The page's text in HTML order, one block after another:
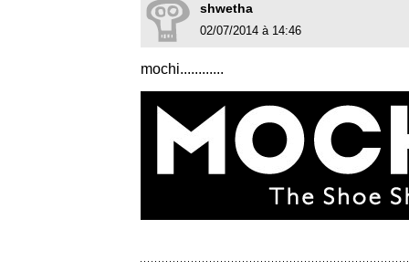
shwetha
02/07/2014 à 14:46
mochi............